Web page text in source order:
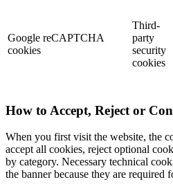
Google reCAPTCHA
cookies
Third-
party
security
cookies
How to Accept, Reject or
When you first visit the website, the
accept all cookies, reject optional
by category. Necessary technical
the banner because they are required